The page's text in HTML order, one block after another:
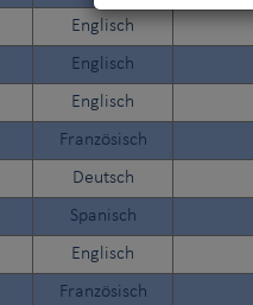
Englisch
Englisch
Englisch
Französisch
Deutsch
Spanisch
Englisch
Französisch